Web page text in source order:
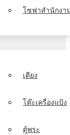
โซฟาสำนักงา
เตียง
โต๊ะเครื่องแป้ง
ตู้พระ